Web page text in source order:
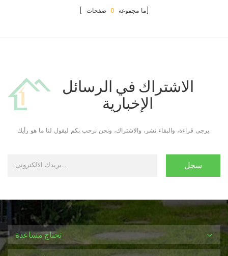
[ ما مجموعه 0 صفحات]
الاشتراك في الرسائل
الإخبارية
يرجى قراءة، والبقاء نشر، والاشتراك، ونحن نرحب بكم ليقول لنا ما هو رأيك.
تحتاج مساعدة